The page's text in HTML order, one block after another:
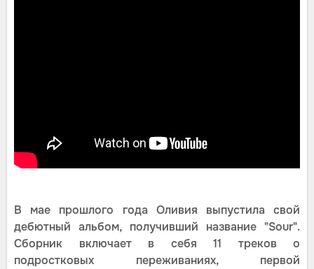
В мае прошлого года Оливия выпустила свой
дебютный альбом, получивший название "Sour".
Сборник включает в себя 11 треков о
подростковых переживаниях, первой